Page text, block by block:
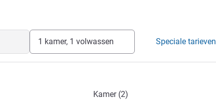
1 kamer, 1 volwassen Speciale tarieven
Kamer (2)